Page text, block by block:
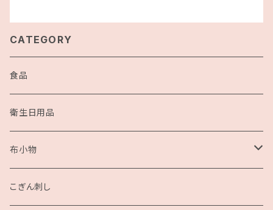
CATEGORY
食品
衛生日用品
布小物
こぎん刺し
こぎん刺し